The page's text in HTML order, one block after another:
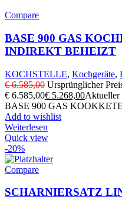
Compare
BASE 900 GAS
INDIREKT BEHEIZT
KOCHSTELLE, Kochgeräte,
€6.585,00 Ursprünglicher
€ 6.585,00€ 5.268,00Aktueller
BASE 900 GAS
Add to wishlist
Weiterlesen
Quick view
-20%
Compare
SCHARNIERSATZ